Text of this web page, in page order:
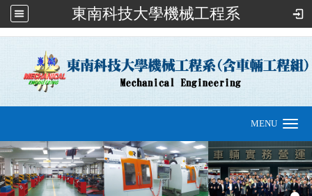
東南科技大學機械工程系
:::
navigation
MENU